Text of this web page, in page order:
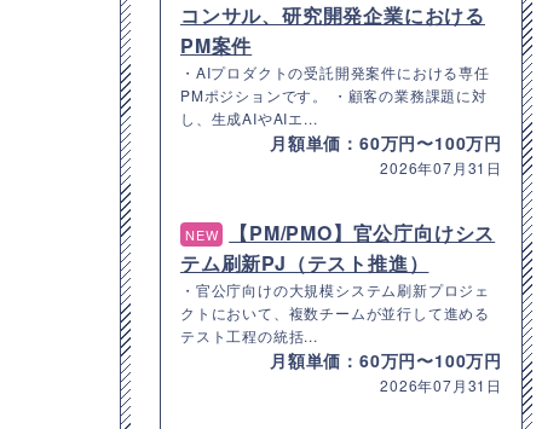
コンサル、研究開発企業における
PM案件
・AIプロダクトの受託開発案件における専任
PMポジションです。 ・顧客の業務課題に対
し、生成AIやAIエ...
月額単価：60万円〜100万円
2026年07月31日
NEW
【PM/PMO】官公庁向けシス
テム刷新PJ（テスト推進）
・官公庁向けの大規模システム刷新プロジェ
クトにおいて、複数チームが並行して進める
テスト工程の統括...
月額単価：60万円〜100万円
2026年07月31日